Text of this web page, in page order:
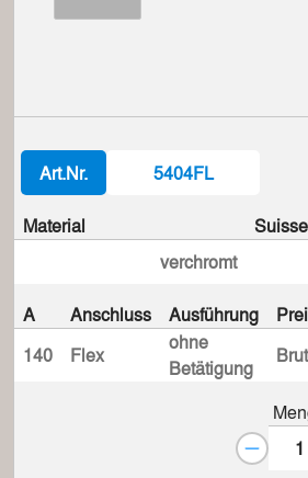
Art.Nr. 5404FL
Material
verchromt
A Anschluss Ausführung
140
Flex
ohne
Betätigung